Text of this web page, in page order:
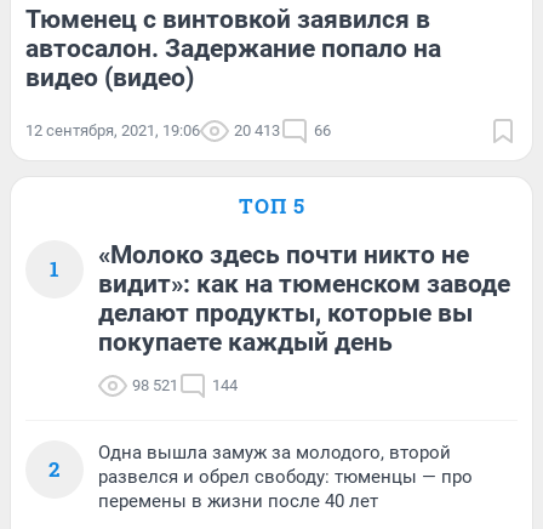
Тюменец с винтовкой заявился в
автосалон. Задержание попало на
видео (видео)
12 сентября, 2021, 19:06 20 413 66
ТОП 5
1
«Молоко здесь почти никто не
видит»: как на тюменском заводе
делают продукты, которые вы
покупаете каждый день
98 521 144
2
Одна вышла замуж за молодого, второй
развелся и обрел свободу: тюменцы — про
перемены в жизни после 40 лет